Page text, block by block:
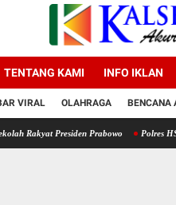
TENTANG KAMI INFO IKLAN
VIRAL OLAHRAGA BENCANA
Prabowo Polres HSU Tangkap